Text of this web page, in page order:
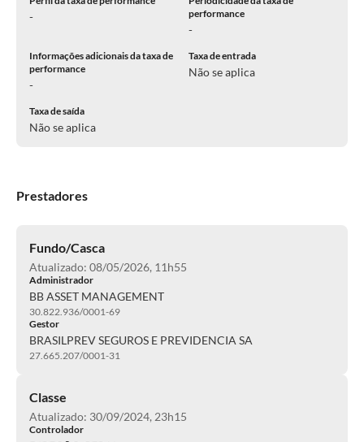
-
performance
-
Informações adicionais da taxa de
performance
-
Taxa de entrada
Não se aplica
Taxa de saída
Não se aplica
Prestadores
Fundo/Casca
Atualizado: 08/05/2026, 11h55
Administrador
BB ASSET MANAGEMENT
30.822.936/0001-69
Gestor
BRASILPREV SEGUROS E PREVIDENCIA SA
27.665.207/0001-31
Classe
Atualizado: 30/09/2024, 23h15
Controlador